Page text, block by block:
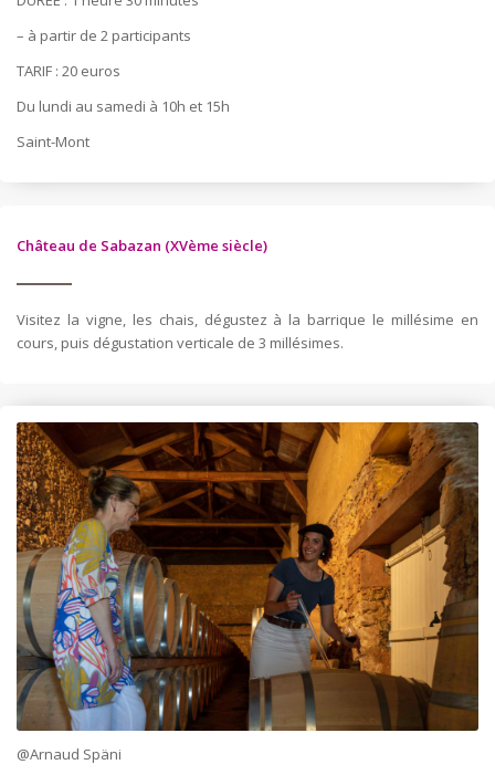
– à partir de 2 participants
TARIF : 20 euros
Du lundi au samedi à 10h et 15h
Saint-Mont
Château de Sabazan (XVème siècle)
Visitez la vigne, les chais, dégustez à la barrique le millésime en
cours, puis dégustation verticale de 3 millésimes.
@Arnaud Späni